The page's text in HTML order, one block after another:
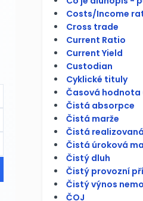
Costs/Income
Cross trade
Current Ratio
Current Yield
Custodian
Cyklické tituly
Časová hodnota
Čistá absorpce
Čistá marže
Čistá
Čistá úroková
Čistý dluh
Čistý provozní
Čistý výnos
ČOJ